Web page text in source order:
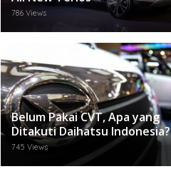
786 Views
Belum Pakai CVT, Apa yang
Ditakuti Daihatsu Indonesia?
745 Views